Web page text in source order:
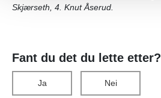
Skjærseth, 4. Knut Åserud.
Fant du det du lette etter?
Ja Nei